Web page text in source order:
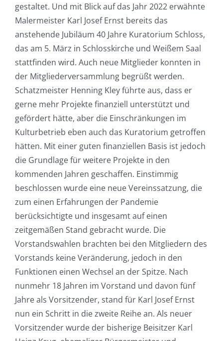
gestaltet. Und mit Blick auf das Jahr 2022 erwähnte
Malermeister Karl Josef Ernst bereits das
anstehende Jubiläum 40 Jahre Kuratorium Schloss,
das am 5. März in Schlosskirche und Weißem Saal
stattfinden wird. Auch neue Mitglieder konnten in
der Mitgliederversammlung begrüßt werden.
Schatzmeister Henning Kley führte aus, dass er
gerne mehr Projekte finanziell unterstützt und
gefördert hätte, aber die Einschränkungen im
Kulturbetrieb eben auch das Kuratorium getroffen
hätten. Mit einer guten finanziellen Basis ist jedoch
die Grundlage für weitere Projekte in den
kommenden Jahren geschaffen. Einstimmig
beschlossen wurde eine neue Vereinssatzung, die
zum einen Erfahrungen der Pandemie
berücksichtigte und insgesamt auf einen
zeitgemäßen Stand gebracht wurde. Die
Vorstandswahlen brachten bei den Mitgliedern des
Vorstands keine Veränderung, jedoch in den
Funktionen einen Wechsel an der Spitze. Nach
nunmehr 18 Jahren im Vorstand und davon fünf
Jahre als Vorsitzender, stand für Karl Josef Ernst
nun ein Schritt in die zweite Reihe an. Als neuer
Vorsitzender wurde der bisherige Beisitzer Karl